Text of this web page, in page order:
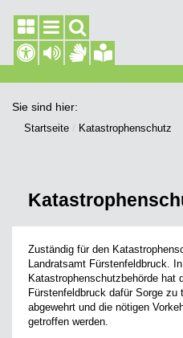
Sie sind hier:
Startseite Katastrophenschutz
Zuständig für den
Landratsamt Fürstenfeldbruck.
Katastrophenschutzbehörde hat
Fürstenfeldbruck dafür Sorge
abgewehrt und die nötigen
getroffen werden.